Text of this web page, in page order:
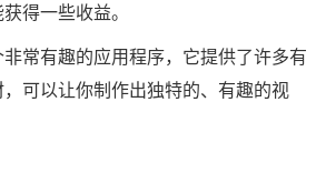
得一些收益。
有趣的应用程序，它提供了许多有
可以让你制作出独特的、有趣的视